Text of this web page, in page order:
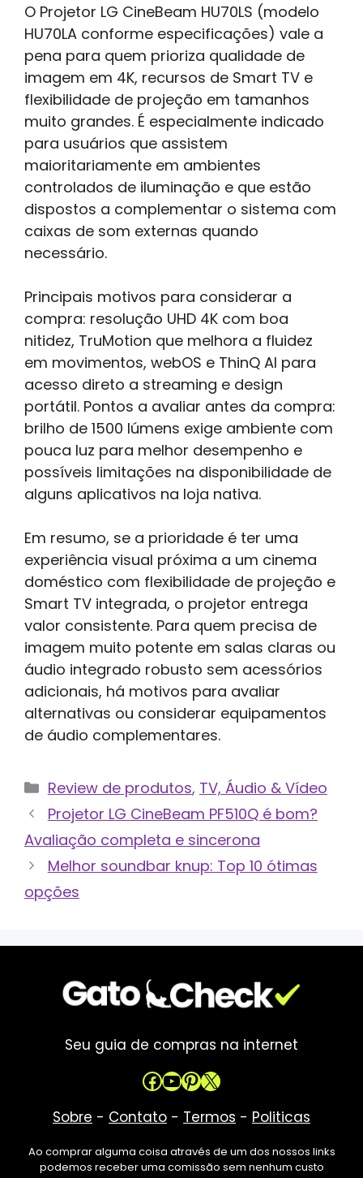
O Projetor LG CineBeam HU70LS (modelo
HU70LA conforme especificações) vale a
pena para quem prioriza qualidade de
imagem em 4K, recursos de Smart TV e
flexibilidade de projeção em tamanhos
muito grandes. É especialmente indicado
para usuários que assistem
maioritariamente em ambientes
controlados de iluminação e que estão
dispostos a complementar o sistema com
caixas de som externas quando
necessário.
Principais motivos para considerar a
compra: resolução UHD 4K com boa
nitidez, TruMotion que melhora a fluidez
em movimentos, webOS e ThinQ AI para
acesso direto a streaming e design
portátil. Pontos a avaliar antes da compra:
brilho de 1500 lúmens exige ambiente com
pouca luz para melhor desempenho e
possíveis limitações na disponibilidade de
alguns aplicativos na loja nativa.
Em resumo, se a prioridade é ter uma
experiência visual próxima a um cinema
doméstico com flexibilidade de projeção e
Smart TV integrada, o projetor entrega
valor consistente. Para quem precisa de
imagem muito potente em salas claras ou
áudio integrado robusto sem acessórios
adicionais, há motivos para avaliar
alternativas ou considerar equipamentos
de áudio complementares.
Categorias
Review de produtos, TV, Áudio & Vídeo
Projetor LG CineBeam PF510Q é bom?
Avaliação completa e sincerona
Melhor soundbar knup: Top 10 ótimas
opções
Seu guia de compras na internet
Facebook
Youtube
Pinterest
X
Sobre - Contato - Termos - Politicas
Ao comprar alguma coisa através de um dos nossos links
podemos receber uma comissão sem nenhum custo